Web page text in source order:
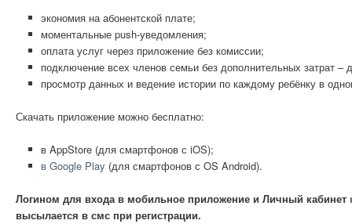
экономия на абонентской плате;
моментальные push-уведомления;
оплата услуг через приложение без комиссии;
подключение всех членов семьи без дополнительных затрат
просмотр данных и ведение истории по каждому ребёнку в
Скачать приложение можно бесплатно:
в AppStore (для смартфонов с iOS);
в Google Play (для смартфонов с OS Android).
Логином для входа в мобильное приложение и Личный кабинет
высылается в смс при регистрации.